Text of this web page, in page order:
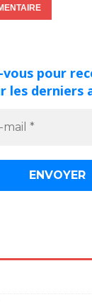
vous pour
les derniers